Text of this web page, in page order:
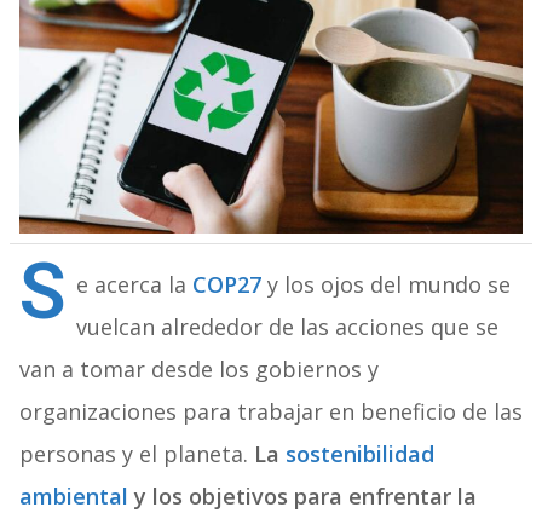
S e acerca la COP27y los ojos del mundo se
vuelcan alrededor de las acciones que se
van a tomar desde los gobiernos y
organizaciones para trabajar en beneficio de las
personas y el planeta. La sostenibilidad
ambiental y los objetivos para enfrentar la